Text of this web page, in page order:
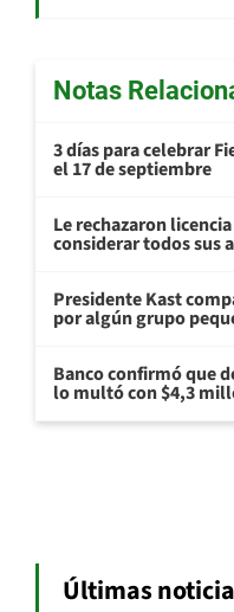
Notas
3 días para celebrar
el 17 de septiembre
Le rechazaron
considerar todos sus
Presidente Kast
por algún grupo
Banco confirmó que
lo multó con $4,3
Últimas